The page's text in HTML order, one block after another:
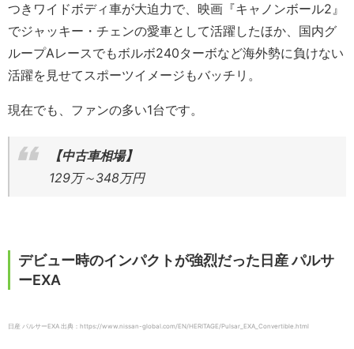
つきワイドボディ車が大迫力で、映画『キャノンボール2』
でジャッキー・チェンの愛車として活躍したほか、国内グ
ループAレースでもボルボ240ターボなど海外勢に負けない
活躍を見せてスポーツイメージもバッチリ。
現在でも、ファンの多い1台です。
【中古車相場】
129万～348万円
デビュー時のインパクトが強烈だった日産 パルサ
ーEXA
日産 パルサーEXA 出典：https://www.nissan-global.com/EN/HERITAGE/Pulsar_EXA_Convertible.html